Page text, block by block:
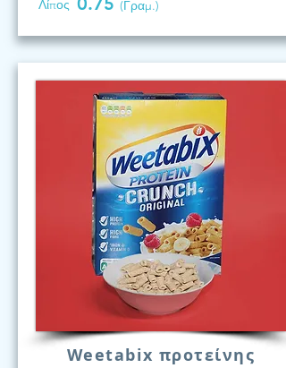
Λίπος (Γραμ.)
Weetabix προτείνης